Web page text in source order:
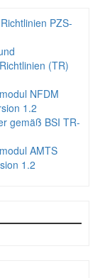
PZS-
(TR)
NFDM
1.2
gemäß BSI TR-
AMTS
1.2